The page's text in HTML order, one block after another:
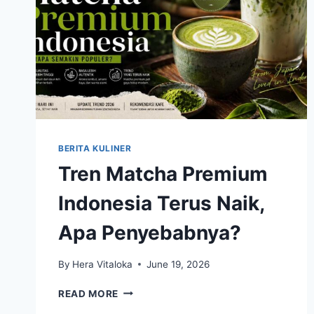
BERITA KULINER
Tren Matcha Premium
Indonesia Terus Naik,
Apa Penyebabnya?
By Hera Vitaloka June 19, 2026
READ MORE TREN